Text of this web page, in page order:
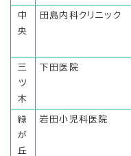
中
央
田島内科クリニック
三
ツ
木
下田医院
緑
が
丘
岩田小児科医院